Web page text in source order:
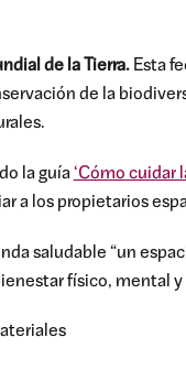
de la Tierra. Esta
de la
la guía‘Cómo cuidar
a los propietarios
saludable “un
físico, mental y